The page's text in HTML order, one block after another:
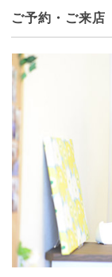
ご予約・ご来店